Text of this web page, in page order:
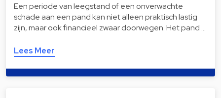
Een periode van leegstand of een onverwachte
schade aan een pand kan niet alleen praktisch lastig
zijn, maar ook financieel zwaar doorwegen. Het pand …
Lees Meer